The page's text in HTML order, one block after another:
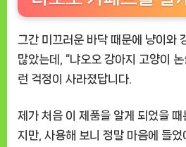
그간 미끄러운 바닥 때문에 냥이와
많았는데, “냐오오 강아지 고양이
런 걱정이 사라졌답니다.
제가 처음 이 제품을 알게 되었을
지만, 사용해 보니 정말 마음에 들었